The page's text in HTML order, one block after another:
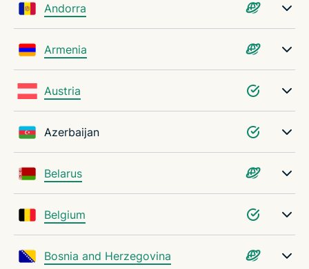
Andorra
Armenia
Austria
Azerbaijan
Belarus
Belgium
Bosnia and Herzegovina